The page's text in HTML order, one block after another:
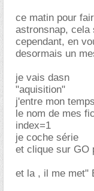
ce matin pour
astronsnap, cela
cependant, en
desormais un
je vais dasn
"aquisition"
j'entre mon
le nom de mes
index=1
je coche série
et clique sur GO
et la , il me met"